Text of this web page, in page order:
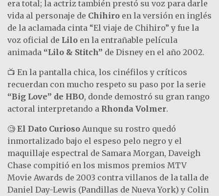
era total; la actriz también prestó su voz para darle
vida al personaje de Chihiro en la versión en inglés
de la aclamada cinta “El viaje de Chihiro” y fue la
voz oficial de Lilo en la entrañable película
animada “Lilo & Stitch” de Disney en el año 2002.
📺 En la pantalla chica, los cinéfilos y críticos
recuerdan con mucho respeto su paso por la serie
“Big Love” de HBO, donde demostró su gran rango
actoral interpretando a Rhonda Volmer.
🧐 El Dato Curioso Aunque su rostro quedó
inmortalizado bajo el espeso pelo negro y el
maquillaje espectral de Samara Morgan, Daveigh
Chase compitió en los mismos premios MTV
Movie Awards de 2003 contra villanos de la talla de
Daniel Day-Lewis (Pandillas de Nueva York) y Colin